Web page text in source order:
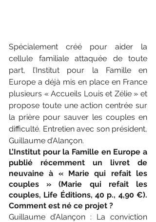
Spécialement créé pour aider la
cellule familiale attaquée de toute
part, l’Institut pour la Famille en
Europe a déjà mis en place en France
plusieurs « Accueils Louis et Zélie » et
propose toute une action centrée sur
la prière pour sauver les couples en
difficulté. Entretien avec son président,
Guillaume d’Alançon.
L’Institut pour la Famille en Europe a
publié récemment un livret de
neuvaine à « Marie qui refait les
couples » (Marie qui refait les
couples, Life Éditions, 40 p., 4,90 €).
Comment est né ce projet ?
Guillaume d’Alançon : La conviction